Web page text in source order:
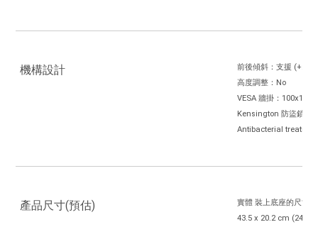
機構設計
前後傾斜：支援 (+23°
高度調整：No
VESA 牆掛：
Kensington 防盜鎖孔
Antibacterial
產品尺寸(預估)
實體 裝上底座的尺寸(
43.5 x 20.2 cm